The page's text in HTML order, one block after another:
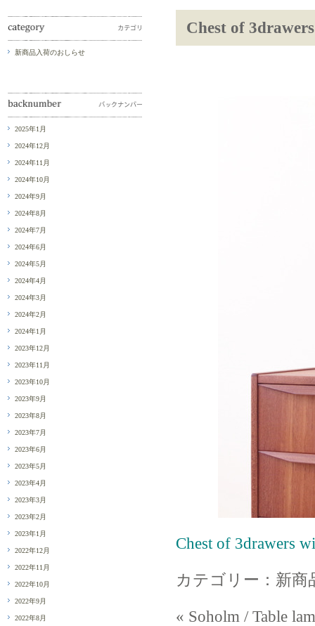
Chest of
Chest of 3drawers
カテゴリー：新
« Soholm / Table
新商品入荷のおしらせ
2025年1月
2024年12月
2024年11月
2024年10月
2024年9月
2024年8月
2024年7月
2024年6月
2024年5月
2024年4月
2024年3月
2024年2月
2024年1月
2023年12月
2023年11月
2023年10月
2023年9月
2023年8月
2023年7月
2023年6月
2023年5月
2023年4月
2023年3月
2023年2月
2023年1月
2022年12月
2022年11月
2022年10月
2022年9月
2022年8月